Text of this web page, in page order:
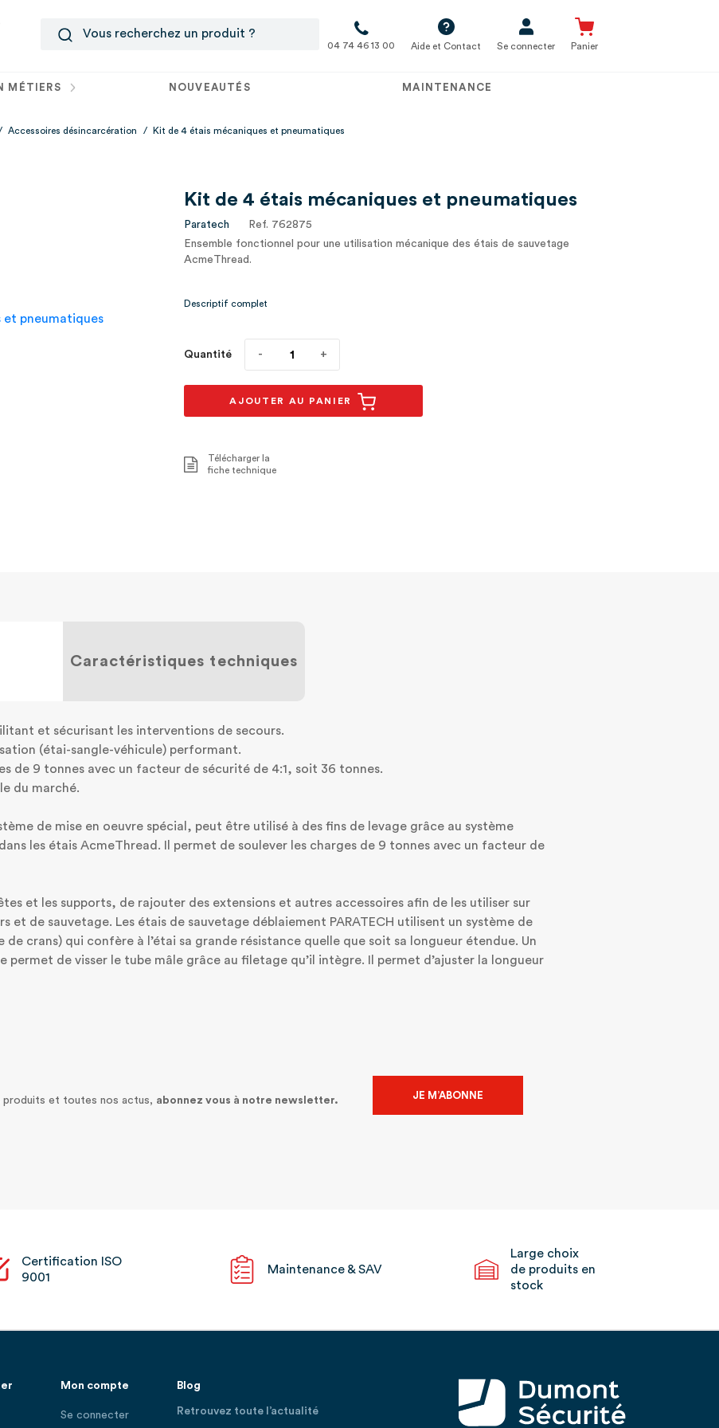
04 74 46 13 00 Aide et Contact Se connecter Panier
MÉTIERS NOUVEAUTÉS MAINTENANCE
Accessoires désincarcération / Kit de 4 étais mécaniques et pneumatiques
Kit de 4 étais mécaniques et pneumatiques
Paratech
Ref. 762875
Ensemble fonctionnel pour une utilisation mécanique des étais de sauvetage
AcmeThread.
séparément.
Descriptif complet
Quantité
AJOUTER AU PANIER
Télécharger la
fiche technique
Caractéristiques techniques
et sécurisant les interventions de secours.
(étai-sangle-véhicule) performant.
de 9 tonnes avec un facteur de sécurité de 4:1, soit 36 tonnes.
du marché.
de mise en oeuvre spécial, peut être utilisé à des fins de levage grâce au système
les étais AcmeThread. Il permet de soulever les charges de 9 tonnes avec un facteur de
et les supports, de rajouter des extensions et autres accessoires afin de les utiliser sur
et de sauvetage. Les étais de sauvetage déblaiement PARATECH utilisent un système de
de crans) qui confère à l’étai sa grande résistance quelle que soit sa longueur étendue. Un
permet de visser le tube mâle grâce au filetage qu’il intègre. Il permet d’ajuster la longueur
produits et toutes nos actus, abonnez vous à notre newsletter. JE M’ABONNE
Certification ISO
9001
Maintenance & SAV
Large choix
de produits en
stock
Mon compte
Se connecter
Blog
Retrouvez toute l’actualité